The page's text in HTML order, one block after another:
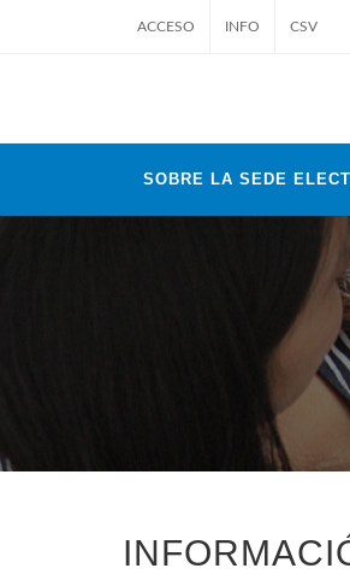
ACCESO INFO CSV
SOBRE LA SEDE